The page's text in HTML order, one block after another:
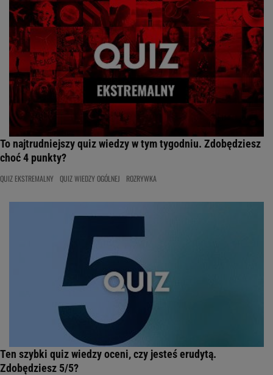
To najtrudniejszy quiz wiedzy w tym tygodniu. Zdobędziesz
choć 4 punkty?
QUIZ EKSTREMALNY QUIZ WIEDZY OGÓLNEJ ROZRYWKA
Ten szybki quiz wiedzy oceni, czy jesteś erudytą.
Zdobędziesz 5/5?